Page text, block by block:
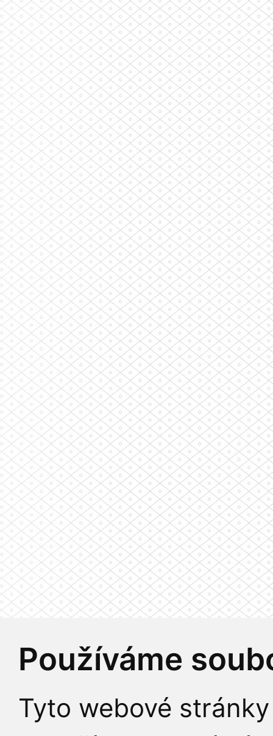
Používáme
Tyto webové